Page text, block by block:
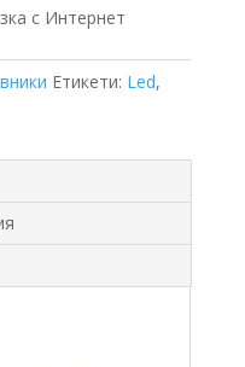
с Интернет
Етикети: Led,